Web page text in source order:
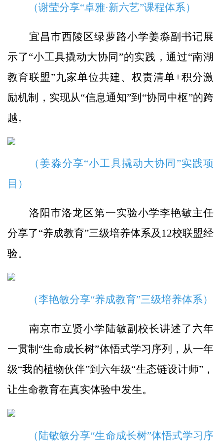
（谢莹分享“卓雅·新六艺”课程体系）
宜昌市西陵区绿萝路小学姜淼副书记展
示了“小工具撬动大协同”的实践，通过“南湖
教育联盟”九家单位共建、权责清单+积分激
励机制，实现从“信息通知”到“协同中枢”的跨
越。
（姜淼分享“小工具撬动大协同”实践项
目）
洛阳市洛龙区第一实验小学李艳敏主任
分享了“养成教育”三级培养体系及12校联盟经
验。
（李艳敏分享“养成教育”三级培养体系）
南京市立贤小学陆敏副校长讲述了六年
一贯制“生命成长树”体悟式学习序列，从一年
级“我的植物伙伴”到六年级“生态链设计师”，
让生命教育在真实体验中发生。
（陆敏敏分享“生命成长树”体悟式学习序